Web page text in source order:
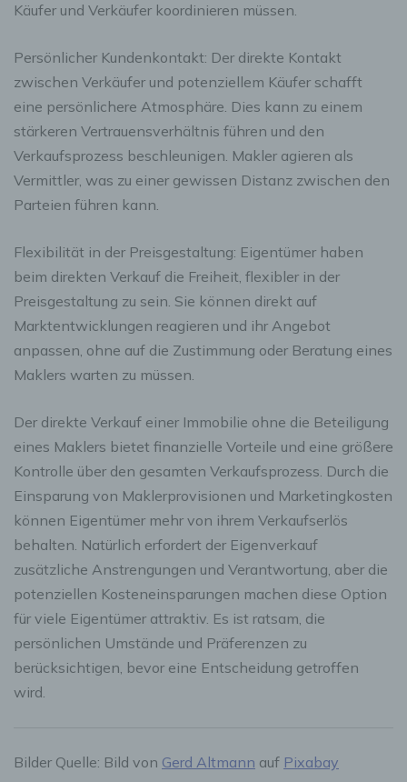
Käufer und Verkäufer koordinieren müssen.
Persönlicher Kundenkontakt: Der direkte Kontakt
zwischen Verkäufer und potenziellem Käufer schafft
eine persönlichere Atmosphäre. Dies kann zu einem
stärkeren Vertrauensverhältnis führen und den
Verkaufsprozess beschleunigen. Makler agieren als
Vermittler, was zu einer gewissen Distanz zwischen den
Parteien führen kann.
Flexibilität in der Preisgestaltung: Eigentümer haben
beim direkten Verkauf die Freiheit, flexibler in der
Preisgestaltung zu sein. Sie können direkt auf
Marktentwicklungen reagieren und ihr Angebot
anpassen, ohne auf die Zustimmung oder Beratung eines
Maklers warten zu müssen.
Der direkte Verkauf einer Immobilie ohne die Beteiligung
eines Maklers bietet finanzielle Vorteile und eine größere
Kontrolle über den gesamten Verkaufsprozess. Durch die
Einsparung von Maklerprovisionen und Marketingkosten
können Eigentümer mehr von ihrem Verkaufserlös
behalten. Natürlich erfordert der Eigenverkauf
zusätzliche Anstrengungen und Verantwortung, aber die
potenziellen Kosteneinsparungen machen diese Option
für viele Eigentümer attraktiv. Es ist ratsam, die
persönlichen Umstände und Präferenzen zu
berücksichtigen, bevor eine Entscheidung getroffen
wird.
Bilder Quelle: Bild von Gerd Altmann auf Pixabay